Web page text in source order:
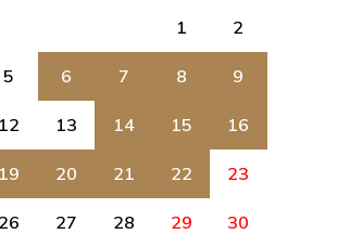
1
2
5 6 7 8 9
12 13 14 15 16
19 20 21 22 23
26 27 28 29 30